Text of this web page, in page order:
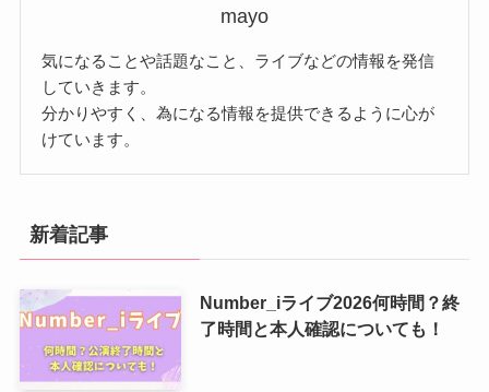
mayo
気になることや話題なこと、ライブなどの情報を発信
していきます。
分かりやすく、為になる情報を提供できるように心が
けています。
新着記事
Number_iライブ2026何時間？終
了時間と本人確認についても！